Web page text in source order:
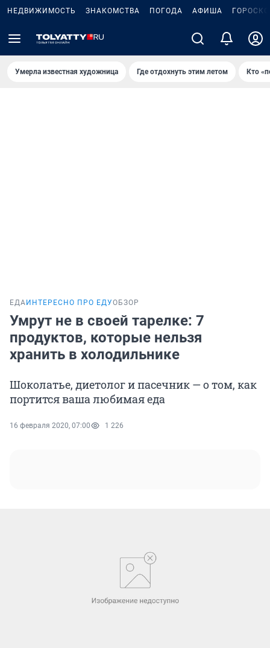
НЕДВИЖИМОСТЬ ЗНАКОМСТВА ПОГОДА АФИША
Умерла известная художница Где отдохнуть этим летом Кто
ЕДА ИНТЕРЕСНО ПРО ЕДУОБЗОР
Умрут не в своей тарелке: 7
продуктов, которые нельзя
хранить в холодильнике
Шоколатье, диетолог и пасечник — о том, как
портится ваша любимая еда
16 февраля 2020, 07:00 1 226